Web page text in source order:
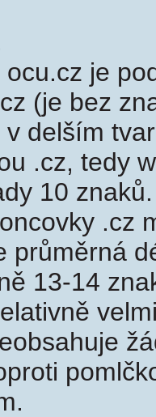
ocu.cz je
(je bez
v delším
.cz, tedy
10
.cz
průměrná
13-14